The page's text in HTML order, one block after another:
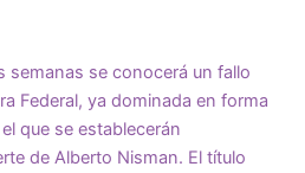
semanas se conocerá un fallo
Federal, ya dominada en forma
que se establecerán
de Alberto Nisman. El título